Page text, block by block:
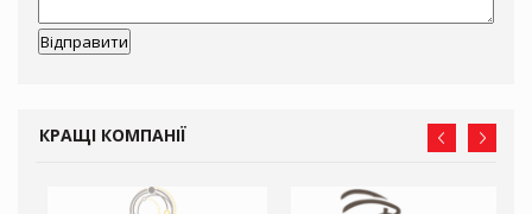
КРАЩІ КОМПАНІЇ